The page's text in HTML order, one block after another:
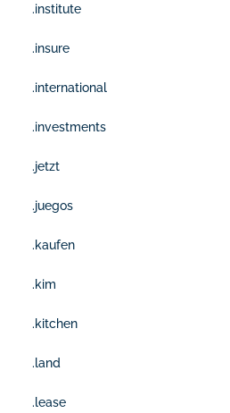
.institute
.insure
.international
.investments
.jetzt
.juegos
.kaufen
.kim
.kitchen
.land
.lease